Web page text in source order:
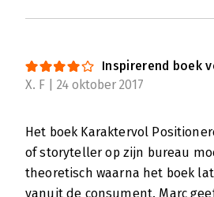
Inspirerend boek
X. F | 24 oktober 2017
Het boek Karaktervol
of storyteller op zijn bureau
theoretisch waarna het boek
vanuit de consument. Marc